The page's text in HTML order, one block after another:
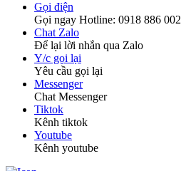
Gọi điện
Gọi ngay Hotline: 0918 886 002
Chat Zalo
Để lại lời nhắn qua Zalo
Y/c gọi lại
Yêu cầu gọi lại
Messenger
Chat Messenger
Tiktok
Kênh tiktok
Youtube
Kênh youtube